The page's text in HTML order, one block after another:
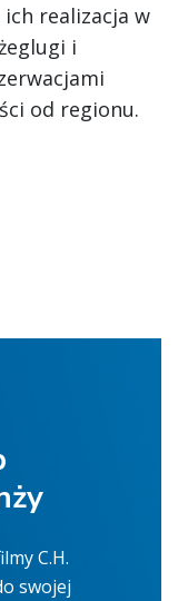
realizacja w
i
od regionu.
C.H.
swojej